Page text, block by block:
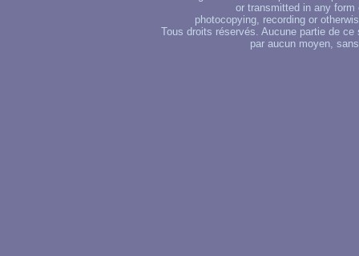
or transmitted in any
photocopying, recording or
Tous droits réservés. Aucune partie de
par aucun moyen,